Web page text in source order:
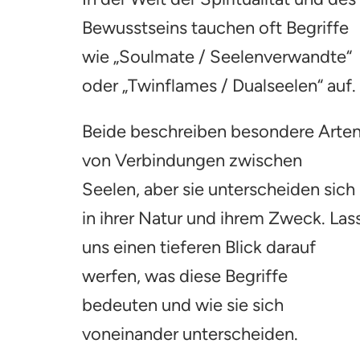
–
seid
ihr
Seelenverwandte
Bewusstseins tauchen oft Begriffe
wie „Soulmate / Seelenverwandte“
oder „Twinflames / Dualseelen“ auf.
Beide beschreiben besondere
von Verbindungen zwischen
Seelen, aber sie unterscheiden sich
in ihrer Natur und ihrem Zweck.
uns einen tieferen Blick darauf
werfen, was diese Begriffe
bedeuten und wie sie sich
voneinander unterscheiden.